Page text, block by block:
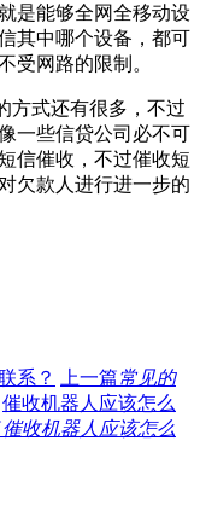
是能够全网全移动设
其中哪个设备，都可
受网路的限制。
方式还有很多，不过
一些信贷公司必不可
信催收，不过催收短
对欠款人进行进一步的
系？ 上一篇常见的
催收机器人应该怎么
催收机器人应该怎么